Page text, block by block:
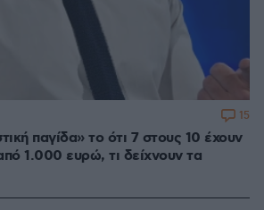
παγίδα» το ότι 7 στους 10 έχουν
1.000 ευρώ, τι δείχνουν τα
15